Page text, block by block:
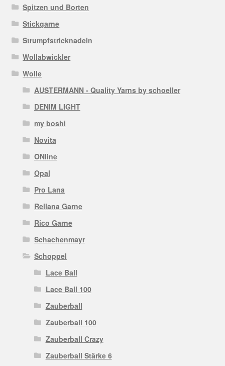
Spitzen und Borten
Stickgarne
Strumpfstricknadeln
Wollabwickler
Wolle
AUSTERMANN - Quality Yarns by schoeller
DENIM LIGHT
my boshi
Novita
ONline
Opal
Pro Lana
Rellana Garne
Rico Garne
Schachenmayr
Schoppel
Lace Ball
Lace Ball 100
Zauberball
Zauberball 100
Zauberball Crazy
Zauberball Stärke 6